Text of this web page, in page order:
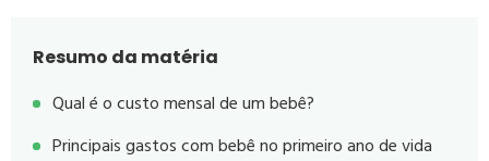
Resumo da matéria
Qual é o custo mensal de um bebê?
Principais gastos com bebê no primeiro ano de vida